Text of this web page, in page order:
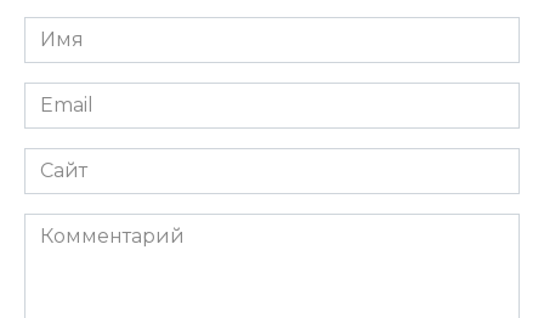
Имя
*
Email
*
Сайт
Комментарий